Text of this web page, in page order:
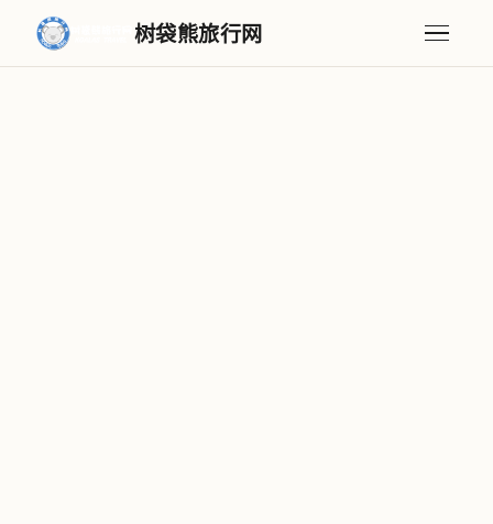
树袋熊旅行网